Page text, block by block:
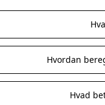
Hvordan
Hvad